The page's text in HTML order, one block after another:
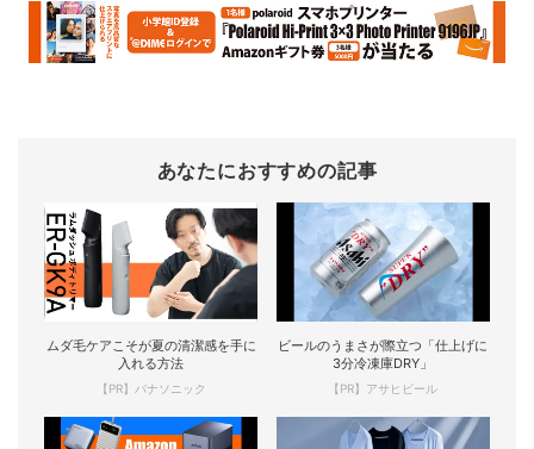
あなたにおすすめの記事
ムダ毛ケアこそが夏の清潔感を手に
入れる方法
【PR】パナソニック
ビールのうまさが際立つ「仕上げに
3分冷凍庫DRY」
【PR】アサヒビール